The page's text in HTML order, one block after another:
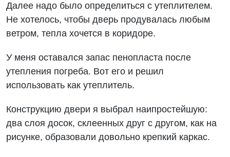
Далее надо было определиться с утеплителем.
Не хотелось, чтобы дверь продувалась любым
ветром, тепла хочется в коридоре.
У меня оставался запас пенопласта после
утепления погреба. Вот его и решил
использовать как утеплитель.
Конструкцию двери я выбрал наипростейшую:
два слоя досок, склеенных друг с другом, как на
рисунке, образовали довольно крепкий каркас.